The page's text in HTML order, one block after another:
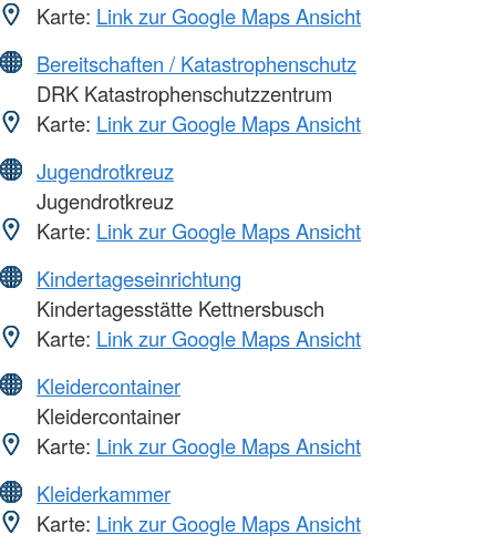
Karte: Link zur Google Maps Ansicht
Bereitschaften / Katastrophenschutz
DRK Katastrophenschutzzentrum
Karte: Link zur Google Maps Ansicht
Jugendrotkreuz
Jugendrotkreuz
Karte: Link zur Google Maps Ansicht
Kindertageseinrichtung
Kindertagesstätte Kettnersbusch
Karte: Link zur Google Maps Ansicht
Kleidercontainer
Kleidercontainer
Karte: Link zur Google Maps Ansicht
Kleiderkammer
Karte: Link zur Google Maps Ansicht